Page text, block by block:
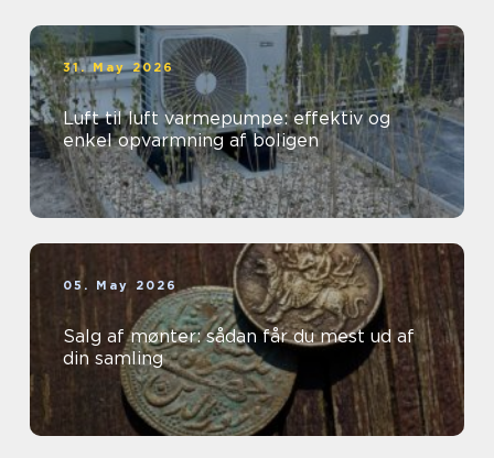
31. May 2026
Luft til luft varmepumpe: effektiv og
enkel opvarmning af boligen
05. May 2026
Salg af mønter: sådan får du mest ud af
din samling